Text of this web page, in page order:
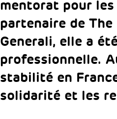
mentorat pour
partenaire de
Generali, elle a
professionnelle.
stabilité en
solidarité et les